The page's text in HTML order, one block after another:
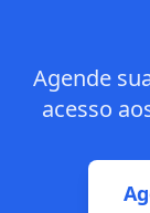
Agende
acesso